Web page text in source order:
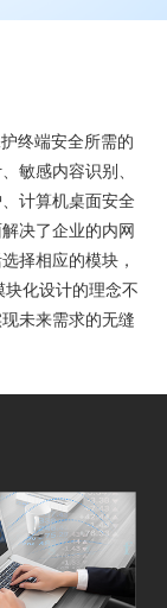
终端安全所需的
敏感内容识别、
计算机桌面安全
决了企业的内网
择相应的模块，
化设计的理念不
未来需求的无缝